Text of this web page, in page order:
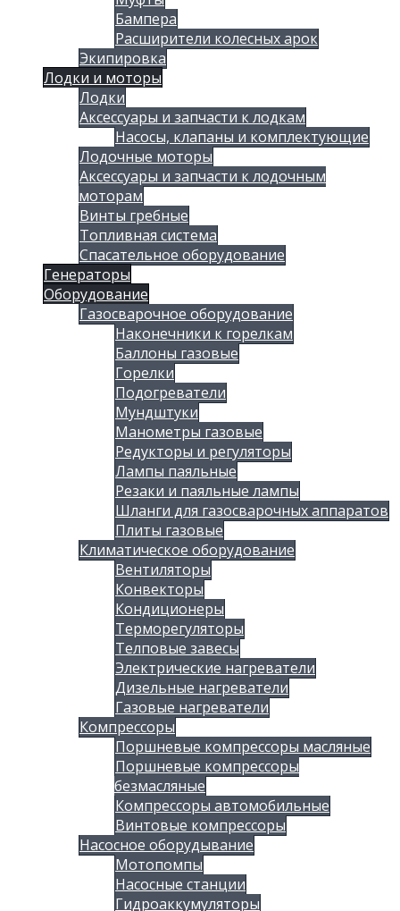
Бампера
Расширители колесных арок
Экипировка
Лодки и моторы
Лодки
Аксессуары и запчасти к лодкам
Насосы, клапаны и комплектующие
Лодочные моторы
Аксессуары и запчасти к лодочным
моторам
Винты гребные
Топливная система
Спасательное оборудование
Генераторы
Оборудование
Газосварочное оборудование
Наконечники к горелкам
Баллоны газовые
Горелки
Подогреватели
Мундштуки
Манометры газовые
Редукторы и регуляторы
Лампы паяльные
Резаки и паяльные лампы
Шланги для газосварочных аппаратов
Плиты газовые
Климатическое оборудование
Вентиляторы
Конвекторы
Кондиционеры
Терморегуляторы
Телповые завесы
Электрические нагреватели
Дизельные нагреватели
Газовые нагреватели
Компрессоры
Поршневые компрессоры масляные
Поршневые компрессоры
безмасляные
Компрессоры автомобильные
Винтовые компрессоры
Насосное оборудывание
Мотопомпы
Насосные станции
Гидроаккумуляторы